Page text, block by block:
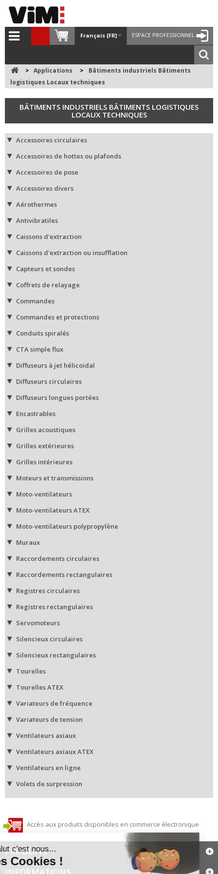
ESPACE PROFESSIONNEL
Français [FR]
> Applications >
Bâtiments industriels Bâtiments
logistiques Locaux techniques
BÂTIMENTS INDUSTRIELS BÂTIMENTS LOGISTIQUES
LOCAUX TECHNIQUES
Accessoires circulaires
Accessoires de hottes ou plafonds
Accessoires de pose
Accessoires divers
Aérothermes
Antivibratiles
Caissons d'extraction
Caissons d'extraction ou insufflation
Capteurs et sondes
Coffrets de relayage
Commandes
Commandes et protections
Conduits spiralés
CTA simple flux
Diffuseurs à jet hélicoidal
Diffuseurs circulaires
Diffuseurs longues portées
Encastrables
Grilles acoustiques
Grilles extérieures
Grilles intérieures
Moteurs et transmissions
Moto-ventilateurs
Moto-ventilateurs ATEX
Moto-ventilateurs polypropylène
Muraux
Raccordements circulaires
Raccordements rectangulaires
Registres circulaires
Registres rectangulaires
Servomoteurs
Silencieux circulaires
Silencieux rectangulaires
Tourelles
Tourelles ATEX
Variateurs de fréquence
Variateurs de tension
Ventilateurs axiaux
Ventilateurs axiaux ATEX
Ventilateurs en ligne
Volets de surpression
Accès aux produits disponibles en commerce électronique
PRODUITS